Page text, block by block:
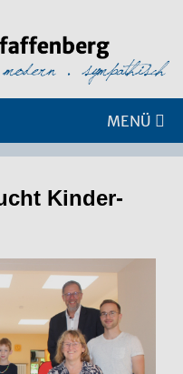
MENÜ
Kin­der­